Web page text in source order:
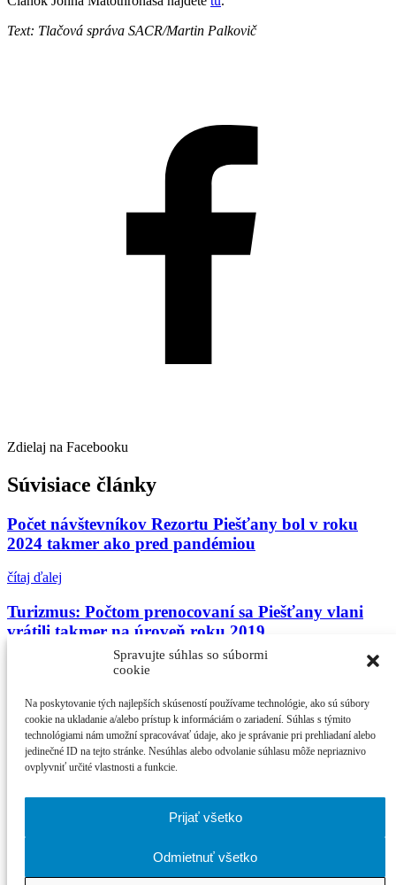
Spravujte súhlas so súbormi
cookie
Na poskytovanie tých najlepších skúseností používame technológie, ako sú súbory
cookie na ukladanie a/alebo prístup k informáciám o zariadení. Súhlas s týmito
technológiami nám umožní spracovávať údaje, ako je správanie pri prehliadaní alebo
jedinečné ID na tejto stránke. Nesúhlas alebo odvolanie súhlasu môže nepriaznivo
ovplyvniť určité vlastnosti a funkcie.
Prijať všetko
Odmietnuť všetko
Text: Tlačová správa SACR/Martin Palkovič
Zdielaj na Facebooku
Súvisiace články
Počet návštevníkov Rezortu Piešťany bol v roku
2024 takmer ako pred pandémiou
čítaj ďalej
Turizmus: Počtom prenocovaní sa Piešťany vlani
vrátili takmer na úroveň roku 2019
Izraelských turistov má do Trnavského kraja
prilákať piešťanské bahno aj skalický trdelník
čítaj ďalej
21. ročník MFF Cinematik otvorí svetová premi...
zPiešťan.sk